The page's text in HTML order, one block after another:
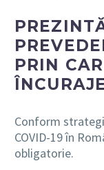
PRIN
Conform
COVID-19 în
obligatorie.